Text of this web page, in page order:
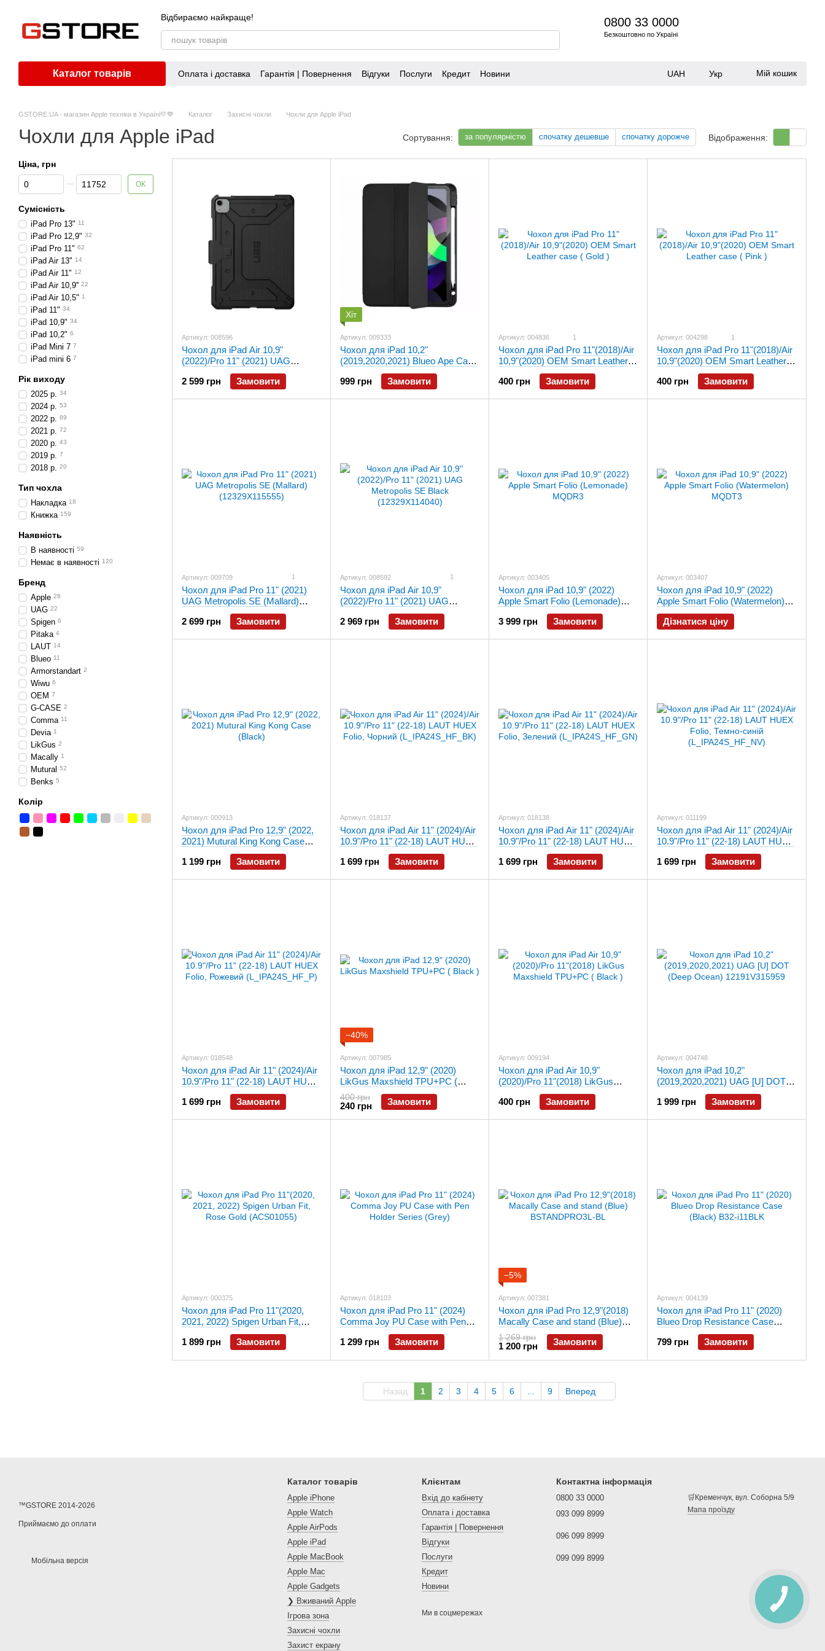
Відбираємо найкраще!
0800 33 0000
Безкоштовно по Україні
Каталог товарів Оплата і доставка Гарантія | Повернення Відгуки Послуги Кредит Новини UAH Укр Мій кошик
GSTORE.UA - магазин Apple техніки в Україні💛💙 Каталог Захисні чохли Чохли для Apple iPad
Чохли для Apple iPad Сортування: за популярністю спочатку дешевше спочатку дорожче Відображення:
Артикул: 008596
Чохол для iPad Air 10,9"
(2022)/Pro 11" (2021) UAG
Metropolis Black (123296114040)
2 599 грн
Замовити
Хіт
Артикул: 009333
Чохол для iPad 10,2"
(2019,2020,2021) Blueo Ape Case
with Leather Sheath (Black) B42-
I102BLK(L)
999 грн Замовити
Артикул: 004836 1
Чохол для iPad Pro 11"(2018)/Air
10,9"(2020) OEM Smart Leather
case ( Gold )
400 грн
Замовити
Артикул: 004298 1
Чохол для iPad Pro 11"(2018)/Air
10,9"(2020) OEM Smart Leather
case ( Pink )
400 грн
Замовити
Артикул: 009709 1
Чохол для iPad Pro 11" (2021)
UAG Metropolis SE (Mallard)
(12329X115555)
2 699 грн
Замовити
Артикул: 008592 1
Чохол для iPad Air 10,9"
(2022)/Pro 11" (2021) UAG
Metropolis SE Black
(12329X114040)
2 969 грн Замовити
Артикул: 003405
Чохол для iPad 10,9" (2022)
Apple Smart Folio (Lemonade)
3 999 грн
Замовити
Артикул: 003407
Чохол для iPad 10,9" (2022)
Apple Smart Folio (Watermelon)
MQDT3
Дізнатися ціну
Артикул: 000913
Чохол для iPad Pro 12,9" (2022,
2021) Mutural King Kong Case
1 199 грн
Замовити
Артикул: 018137
Чохол для iPad Air 11" (2024)/Air
10.9"/Pro 11" (22-18) LAUT HUEX
Folio, Чорний (L_IPA24S_HF_BK)
1 699 грн
Замовити
Артикул: 018138
Чохол для iPad Air 11" (2024)/Air
10.9"/Pro 11" (22-18) LAUT HUEX
Folio, Зелений
(L_IPA24S_HF_GN)
1 699 грн Замовити
Артикул: 011199
Чохол для iPad Air 11" (2024)/Air
10.9"/Pro 11" (22-18) LAUT HUEX
Folio, Темно-синій
(L_IPA24S_HF_NV)
1 699 грн Замовити
Артикул: 018548
Чохол для iPad Air 11" (2024)/Air
10.9"/Pro 11" (22-18) LAUT HUEX
Folio, Рожевий (L_IPA24S_HF_P)
1 699 грн
Замовити
−40%
Артикул: 007985
Чохол для iPad 12,9" (2020)
LikGus Maxshield TPU+PC (
Black )
400 грн
240 грн Замовити
Артикул: 009194
Чохол для iPad Air 10,9"
(2020)/Pro 11"(2018) LikGus
Maxshield TPU+PC ( Black )
400 грн
Замовити
Артикул: 004748
Чохол для iPad 10,2"
(2019,2020,2021) UAG [U] DOT
(Deep Ocean) 12191V315959
1 999 грн
Замовити
Артикул: 000375
Чохол для iPad Pro 11"(2020,
2021, 2022) Spigen Urban Fit,
Rose Gold (ACS01055)
1 899 грн
Замовити
Артикул: 018103
Чохол для iPad Pro 11" (2024)
Comma Joy PU Case with Pen
Holder Series (Grey)
1 299 грн
Замовити
−5%
Артикул: 007381
Чохол для iPad Pro 12,9"(2018)
Macally Case and stand (Blue)
BSTANDPRO3L-BL
1 269 грн
1 200 грн Замовити
Артикул: 004139
Чохол для iPad Pro 11" (2020)
Blueo Drop Resistance Case
(Black) B32-i11BLK
799 грн
Замовити
Назад 1 2 3 4 5 6 9 Вперед
Ціна, грн
Від Ціна, грн
До Ціна, грн ОК
Сумісність
iPad Pro 13" 11
iPad Pro 12,9" 32
iPad Pro 11" 62
iPad Air 13" 14
iPad Air 11" 12
iPad Air 10,9'' 22
iPad Air 10,5" 1
iPad 11" 34
iPad 10,9" 34
iPad 10,2" 6
iPad Mini 7 7
iPad mini 6 7
Рік виходу
2025 р. 34
2024 р. 53
2022 р. 89
2021 р. 72
2020 р. 43
2019 р. 7
2018 р. 20
Тип чохла
Накладка 18
Книжка 159
Наявність
В наявності 59
Немає в наявності 120
Бренд
Apple 28
UAG 22
Spigen 6
Pitaka 4
LAUT 14
Blueo 11
Armorstandart 2
Wiwu 6
OEM 7
G-CASE 2
Comma 11
Devia 1
LikGus 2
Macally 1
Mutural 52
Benks 5
Колір
™GSTORE 2014-2026
Приймаємо до оплати
Мобільна версія
Каталог товарів
Apple iPhone
Apple Watch
Apple AirPods
Apple iPad
Apple MacBook
Apple Mac
Apple Gadgets
❯ Вживаний Apple
Ігрова зона
Захисні чохли
Захист екрану
Клієнтам
Вхід до кабінету
Оплата і доставка
Гарантія | Повернення
Відгуки
Послуги
Кредит
Новини
Ми в соцмережах
Контактна інформація
0800 33 0000
093 099 8999
096 099 8999
099 099 8999
🛒Кременчук, вул. Соборна 5/9
Мапа проїзду